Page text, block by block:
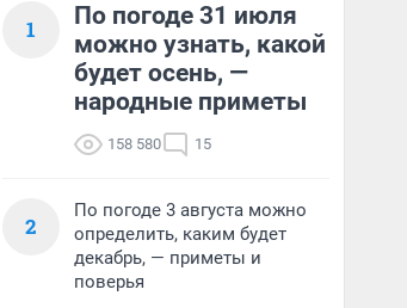
1
По погоде 31 июля
можно узнать, какой
будет осень, —
народные приметы
158 580 15
2
По погоде 3 августа можно
определить, каким будет
декабрь, — приметы и
поверья